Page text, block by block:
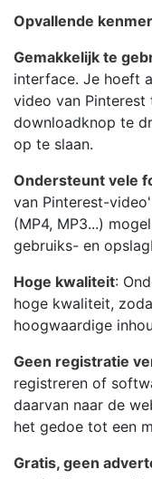
Opvallende
Gemakkelijk te
interface. Je hoeft
video van
downloadknop te
op te slaan.
Ondersteunt vele
van Pinterest-
(MP4, MP3...)
gebruiks- en
Hoge kwaliteit:
hoge kwaliteit,
hoogwaardige
Geen registratie
registreren of
daarvan naar de
het gedoe tot een
Gratis, geen